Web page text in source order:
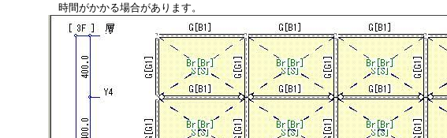
時間がかかる場合があります。